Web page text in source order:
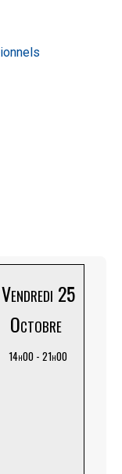
Vendredi 25
Octobre
14h00 - 21h00